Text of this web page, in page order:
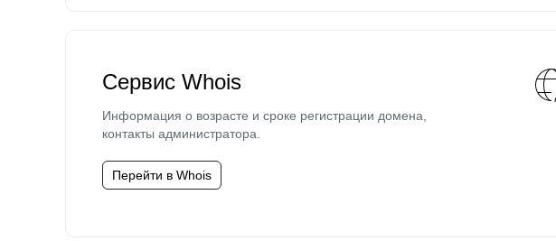
Сервис Whois
Информация о возрасте и сроке регистрации домена,
контакты администратора.
Перейти в Whois